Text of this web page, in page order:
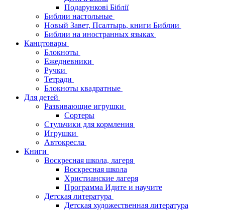
Подарункові Біблії
Библии настольные
Новый Завет, Псалтырь, книги Библии
Библии на иностранных языках
Канцтовары
Блокноты
Ежедневники
Ручки
Тетради
Блокноты квадратные
Для детей
Развивающие игрушки
Сортеры
Стульчики для кормления
Игрушки
Автокресла
Книги
Воскресная школа, лагеря
Воскресная школа
Христианские лагеря
Программа Идите и научите
Детская литература
Детская художественная литература